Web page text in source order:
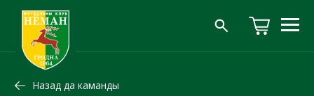
Назад да каманды